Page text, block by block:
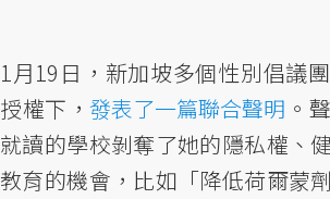
1月19日，新加坡多個性別倡議
授權下，發表了一篇聯合聲明 。
就讀的學校剝奪了她的隱私權、
教育的機會，比如「降低荷爾蒙